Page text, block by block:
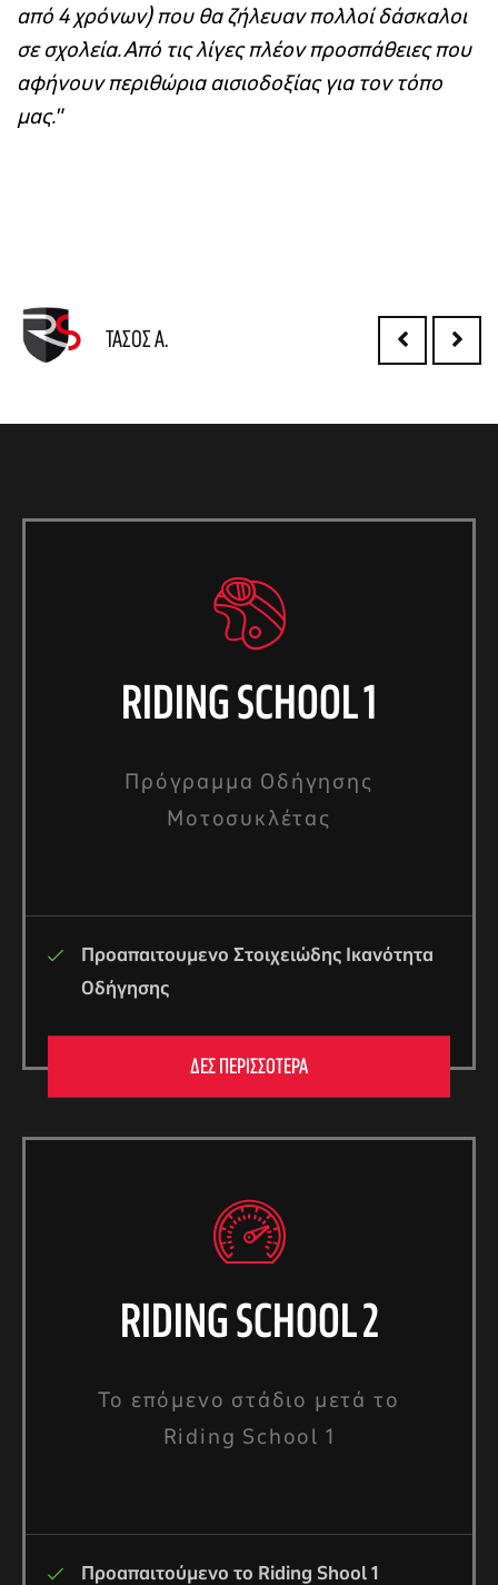
από 4 χρόνων) που θα ζήλευαν πολλοί δάσκαλοι
σε σχολεία. Από τις λίγες πλέον προσπάθειες που
αφήνουν περιθώρια αισιοδοξίας για τον τόπο
μας."
ΤΆΣΟΣ Α.
RIDING SCHOOL 1
Πρόγραμμα Οδήγησης
Μοτοσυκλέτας
Προαπαιτουμενο Στοιχειώδης Ικανότητα
Οδήγησης
ΔΕΣ ΠΕΡΙΣΣΟΤΕΡΑ
RIDING SCHOOL 2
Το επόμενο στάδιο μετά το
Riding School 1
Προαπαιτούμενο το Riding Shool 1